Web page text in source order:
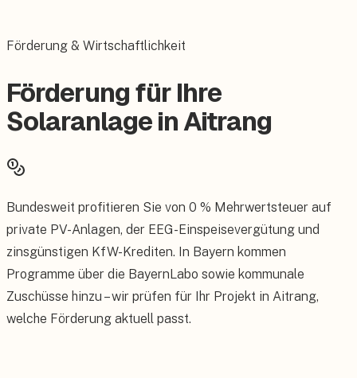
Förderung & Wirtschaftlichkeit
Förderung für Ihre
Solaranlage in Aitrang
Bundesweit profitieren Sie von 0 % Mehrwertsteuer auf
private PV-Anlagen, der EEG-Einspeisevergütung und
zinsgünstigen KfW-Krediten. In Bayern kommen
Programme über die BayernLabo sowie kommunale
Zuschüsse hinzu – wir prüfen für Ihr Projekt in Aitrang,
welche Förderung aktuell passt.